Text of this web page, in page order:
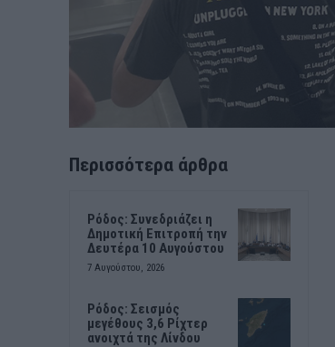
Περισσότερα άρθρα
Ρόδος: Συνεδριάζει η
Δημοτική Επιτροπή την
Δευτέρα 10 Αυγούστου
7 Αυγούστου, 2026
Ρόδος: Σεισμός
μεγέθους 3,6 Ρίχτερ
ανοιχτά της Λίνδου